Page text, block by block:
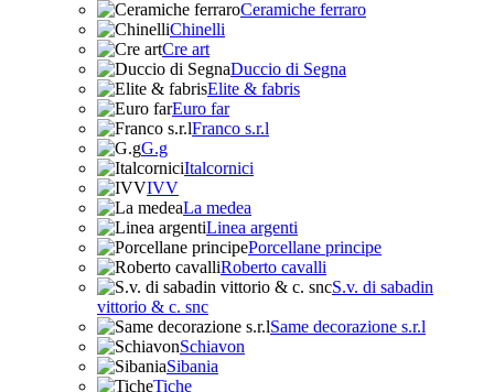
Ceramiche ferraro
Chinelli
Cre art
Duccio di Segna
Elite & fabris
Euro far
Franco s.r.l
G.g
Italcornici
IVV
La medea
Linea argenti
Porcellane principe
Roberto cavalli
S.v. di sabadin
vittorio & c. snc
Same decorazione s.r.l
Schiavon
Sibania
Tiche